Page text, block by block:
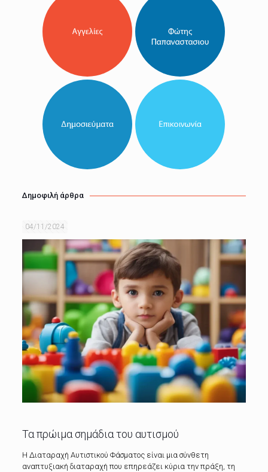
Δημοφιλή άρθρα
04/11/2024
Τα πρώιμα σημάδια του αυτισμού
H Διαταραχή Αυτιστικού Φάσματος είναι μια σύνθετη
αναπτυξιακή διαταραχή που επηρεάζει κύρια την πράξη, τη